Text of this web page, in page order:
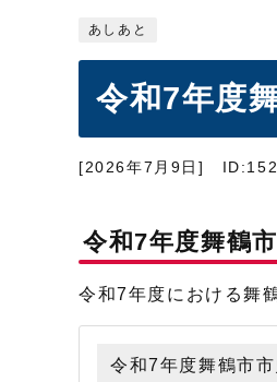
あしあと
令和7年度
[2026年7月9日]
令和7年度舞鶴
令和7年度における舞
令和7年度舞鶴市